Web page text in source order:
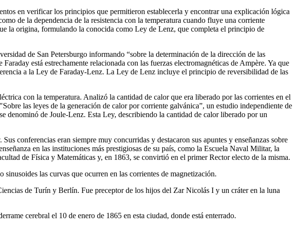
en verificar los principios que permitieron establecerla y encontrar una explicación lógica
de la dependencia de la resistencia con la temperatura cuando fluye una corriente
la origina, formulando la conocida como Ley de Lenz, que completa el principio de
de San Petersburgo informando “sobre la determinación de la dirección de las
está estrechamente relacionada con las fuerzas electromagnéticas de Ampère. Ya que
a la Ley de Faraday-Lenz. La Ley de Lenz incluye el principio de reversibilidad de las
con la temperatura. Analizó la cantidad de calor que era liberado por las corrientes en el
las leyes de la generación de calor por corriente galvánica”, un estudio independiente de
denominó de Joule-Lenz. Esta Ley, describiendo la cantidad de calor liberado por un
conferencias eran siempre muy concurridas y destacaron sus apuntes y enseñanzas sobre
en las instituciones más prestigiosas de su país, como la Escuela Naval Militar, la
de Física y Matemáticas y, en 1863, se convirtió en el primer Rector electo de la misma.
las curvas que ocurren en las corrientes de magnetización.
de Turín y Berlín. Fue preceptor de los hijos del Zar Nicolás I y un cráter en la luna
cerebral el 10 de enero de 1865 en esta ciudad, donde está enterrado.